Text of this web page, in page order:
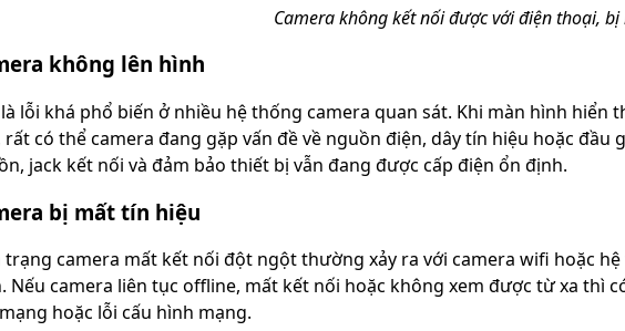
Camera không kết nối được với điện thoại,
không lên hình
lỗi khá phổ biến ở nhiều hệ thống camera quan sát. Khi màn hình hiển
rất có thể camera đang gặp vấn đề về nguồn điện, dây tín hiệu hoặc
jack kết nối và đảm bảo thiết bị vẫn đang được cấp điện ổn định.
bị mất tín hiệu
trạng camera mất kết nối đột ngột thường xảy ra với camera wifi hoặc
Nếu camera liên tục offline, mất kết nối hoặc không xem được từ xa thì
hoặc lỗi cấu hình mạng.